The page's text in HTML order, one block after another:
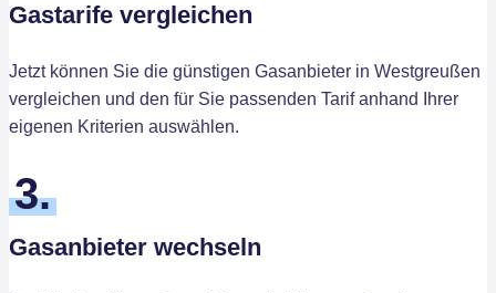
Gastarife vergleichen
Jetzt können Sie die günstigen Gasanbieter in Westgreußen
vergleichen und den für Sie passenden Tarif anhand Ihrer
eigenen Kriterien auswählen.
3.
Gasanbieter wechseln